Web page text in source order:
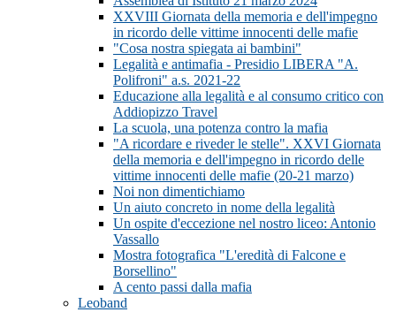
XXVIII Giornata della memoria e dell'impegno
in ricordo delle vittime innocenti delle mafie
"Cosa nostra spiegata ai bambini"
Legalità e antimafia - Presidio LIBERA "A.
Polifroni" a.s. 2021-22
Educazione alla legalità e al consumo critico con
Addiopizzo Travel
La scuola, una potenza contro la mafia
"A ricordare e riveder le stelle". XXVI Giornata
della memoria e dell'impegno in ricordo delle
vittime innocenti delle mafie (20-21 marzo)
Noi non dimentichiamo
Un aiuto concreto in nome della legalità
Un ospite d'eccezione nel nostro liceo: Antonio
Vassallo
Mostra fotografica "L'eredità di Falcone e
Borsellino"
A cento passi dalla mafia
Leoband